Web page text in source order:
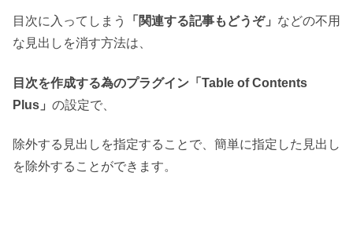
目次に入ってしまう 「関連する記事もどうぞ」 などの不用
な見出しを消す方法は、
目次を作成する為のプラグイン「Table of Contents
Plus」 の設定で、
除外する見出しを指定することで、簡単に指定した見出し
を除外することができます。